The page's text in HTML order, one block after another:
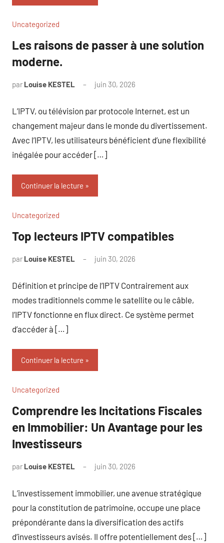
Uncategorized
Les raisons de passer à une solution
moderne.
par Louise KESTEL juin 30, 2026
L’IPTV, ou télévision par protocole Internet, est un
changement majeur dans le monde du divertissement.
Avec l’IPTV, les utilisateurs bénéficient d’une flexibilité
inégalée pour accéder […]
Continuer la lecture
Uncategorized
Top lecteurs IPTV compatibles
par Louise KESTEL juin 30, 2026
Définition et principe de l’IPTV Contrairement aux
modes traditionnels comme le satellite ou le câble,
l’IPTV fonctionne en flux direct. Ce système permet
d’accéder à […]
Continuer la lecture
Uncategorized
Comprendre les Incitations Fiscales
en Immobilier: Un Avantage pour les
Investisseurs
par Louise KESTEL juin 30, 2026
L’investissement immobilier, une avenue stratégique
pour la constitution de patrimoine, occupe une place
prépondérante dans la diversification des actifs
d’investisseurs avisés. Il offre potentiellement des […]